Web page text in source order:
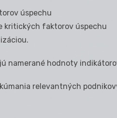
úspechu
kritických faktorov úspechu
namerané hodnoty
relevantných